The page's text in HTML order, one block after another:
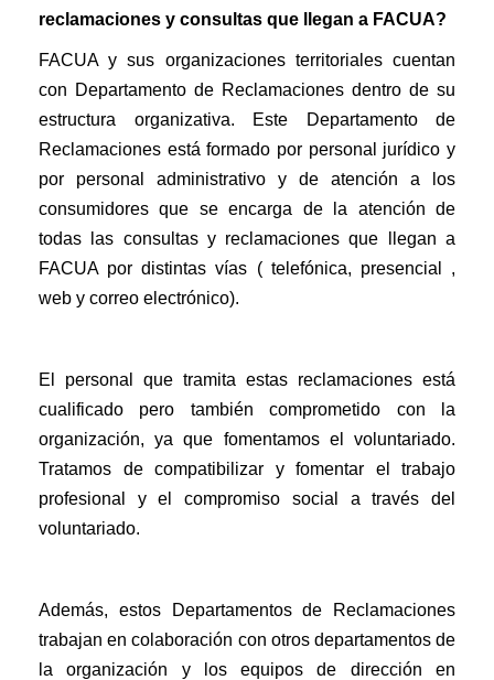
reclamaciones y consultas que llegan a FACUA?
FACUA y sus organizaciones territoriales cuentan
con Departamento de Reclamaciones dentro de su
estructura organizativa. Este Departamento de
Reclamaciones está formado por personal jurídico y
por personal administrativo y de atención a los
consumidores que se encarga de la atención de
todas las consultas y reclamaciones que llegan a
FACUA por distintas vías ( telefónica, presencial ,
web y correo electrónico).
El personal que tramita estas reclamaciones está
cualificado pero también comprometido con la
organización, ya que fomentamos el voluntariado.
Tratamos de compatibilizar y fomentar el trabajo
profesional y el compromiso social a través del
voluntariado.
Además, estos Departamentos de Reclamaciones
trabajan en colaboración con otros departamentos de
la organización y los equipos de dirección en